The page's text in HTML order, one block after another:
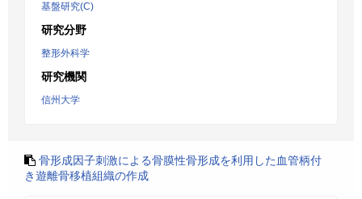
基盤研究(C)
研究分野
整形外科学
研究機関
信州大学
骨形成因子刺激による骨膜性骨形成を利用した血管柄付
き遊離骨移植組織の作成